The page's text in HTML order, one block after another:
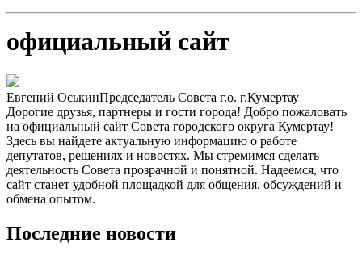
официальный сайт
Евгений ОськинПредседатель Совета г.о. г.Кумертау
Дорогие друзья, партнеры и гости города! Добро пожаловать
на официальный сайт Совета городского округа Кумертау!
Здесь вы найдете актуальную информацию о работе
депутатов, решениях и новостях. Мы стремимся сделать
деятельность Совета прозрачной и понятной. Надеемся, что
сайт станет удобной площадкой для общения, обсуждений и
обмена опытом.
Последние новости